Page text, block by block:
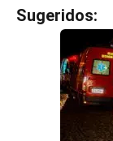
Sugeridos: